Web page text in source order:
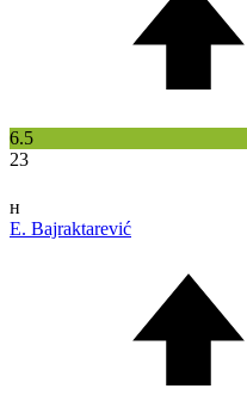
6.5
23
н
E. Bajraktarević